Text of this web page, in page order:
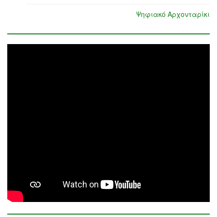
Ψηφιακό Αρχονταρίκι